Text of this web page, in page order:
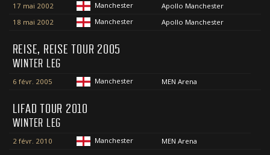
17 mai 2002 Manchester
Apollo Manchester
18 mai 2002
Manchester Apollo Manchester
REISE, REISE TOUR 2005
WINTER LEG
6 févr. 2005 Manchester MEN Arena
LIFAD TOUR 2010
WINTER LEG
2 févr. 2010 Manchester MEN Arena